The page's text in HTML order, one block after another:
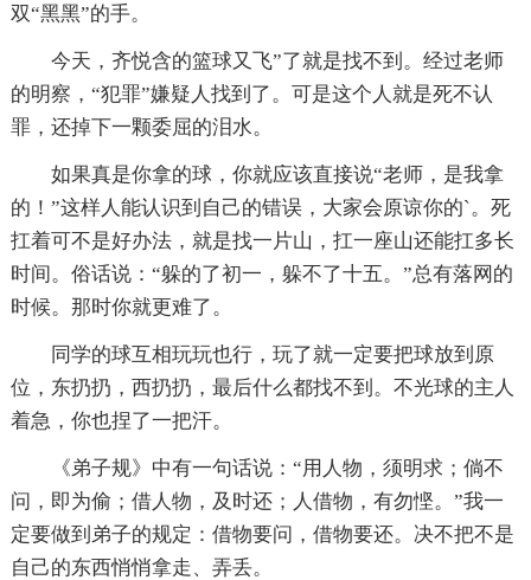
双“黑黑”的手。
今天，齐悦含的篮球又飞”了就是找不到。经过老师
的明察，“犯罪”嫌疑人找到了。可是这个人就是死不认
罪，还掉下一颗委屈的泪水。
如果真是你拿的球，你就应该直接说“老师，是我拿
的！”这样人能认识到自己的错误，大家会原谅你的`。死
扛着可不是好办法，就是找一片山，扛一座山还能扛多长
时间。俗话说：“躲的了初一，躲不了十五。”总有落网的
时候。那时你就更难了。
同学的球互相玩玩也行，玩了就一定要把球放到原
位，东扔扔，西扔扔，最后什么都找不到。不光球的主人
着急，你也捏了一把汗。
《弟子规》中有一句话说：“用人物，须明求；倘不
问，即为偷；借人物，及时还；人借物，有勿悭。”我一
定要做到弟子的规定：借物要问，借物要还。决不把不是
自己的东西悄悄拿走、弄丢。